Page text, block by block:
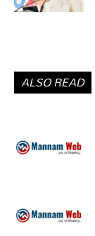
ALSO READ